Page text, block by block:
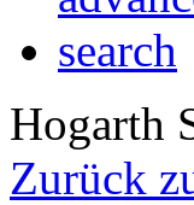
Hogarth
Zurück